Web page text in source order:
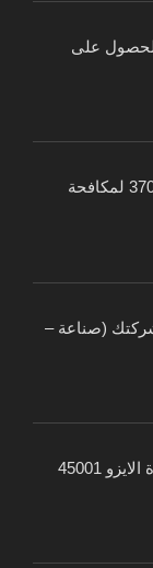
على
خطوات تطبيق شهادة الايزو 37001 لمكافحة
(صناعة –
أهم الصناعات اللي تحتاج شهادة الايزو 45001